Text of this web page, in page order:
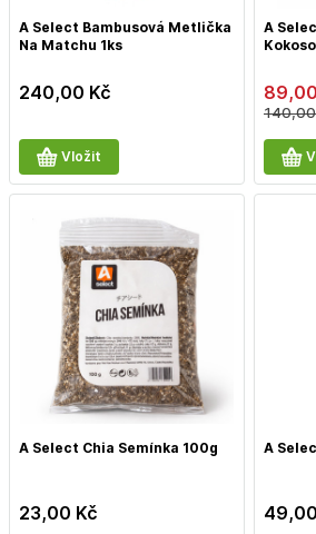
A Select Bambusová Metlička
Na Matchu 1ks
240,00 Kč
Vložit
A
89,00
A Select Chia Semínka 100g
23,00 Kč
A
49,00